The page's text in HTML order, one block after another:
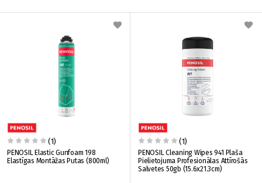
(1)
PENOSIL Elastic Gunfoam 198
Elastīgas Montāžas Putas (800ml)
(1)
PENOSIL Cleaning Wipes 941 Plaša
Pielietojuma Profesionālas Attīrošās
Salvetes 50gb (15.6x21.3cm)